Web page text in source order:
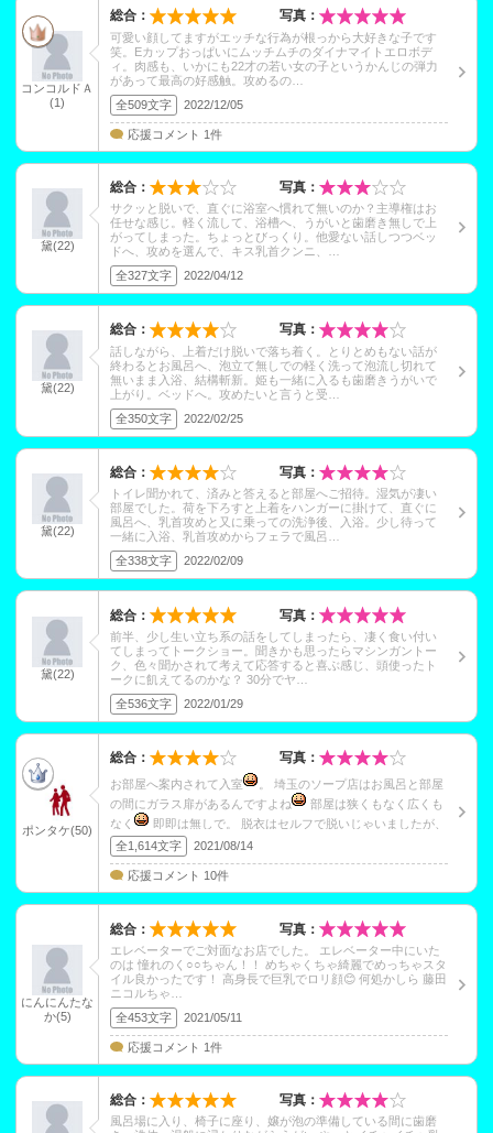
コンコルドＡ
(1)
総合： 写真：
可愛い顔してますがエッチな行為が根っから大好きな子です
笑。Eカップおっぱいにムッチムチのダイナマイトエロボデ
ィ。肉感も、いかにも22才の若い女の子というかんじの弾力
があって最高の好感触。攻めるの…
全509文字
2022/12/05
応援コメント 1件
黛(22)
総合： 写真：
サクッと脱いで、直ぐに浴室へ慣れて無いのか？主導権はお
任せな感じ。軽く流して、浴槽へ、うがいと歯磨き無しで上
がってしまった。ちょっとびっくり。他愛ない話しつつベッ
ドへ、攻めを選んで、キス乳首クンニ、…
全327文字
2022/04/12
黛(22)
総合： 写真：
話しながら、上着だけ脱いで落ち着く。とりとめもない話が
終わるとお風呂へ、泡立て無しでの軽く洗って泡流し切れて
無いまま入浴、結構斬新。姫も一緒に入るも歯磨きうがいで
上がり。ベッドへ。攻めたいと言うと受…
全350文字
2022/02/25
黛(22)
総合： 写真：
トイレ聞かれて、済みと答えると部屋へご招待。湿気が凄い
部屋でした。荷を下ろすと上着をハンガーに掛けて、直ぐに
風呂へ、乳首攻めと又に乗っての洗浄後、入浴。少し待って
一緒に入浴、乳首攻めからフェラで風呂…
全338文字
2022/02/09
黛(22)
総合： 写真：
前半、少し生い立ち系の話をしてしまったら、凄く食い付い
てしまってトークショー。聞きかも思ったらマシンガントー
ク、色々聞かされて考えて応答すると喜ぶ感じ、頭使ったト
ークに飢えてるのかな？ 30分でヤ…
全536文字
2022/01/29
ポンタケ(50)
総合： 写真：
お部屋へ案内されて入室
。 埼玉のソープ店はお風呂と部屋
の間にガラス扉があるんですよね
部屋は狭くもなく広くも
なく
アシストして…
全1,614文字 2021/08/14
応援コメント 10件
にんにんたな
か(5)
総合： 写真：
エレベーターでご対面なお店でした。 エレベーター中にいた
のは 憧れのく○○ちゃん！！ めちゃくちゃ綺麗でめっちゃスタ
イル良かったです！ 高身長で巨乳でロリ顔😊 何処かしら 藤田
ニコルちゃ…
全453文字
2021/05/11
応援コメント 1件
総合： 写真：
風呂場に入り、椅子に座り、嬢が泡の準備している間に歯磨